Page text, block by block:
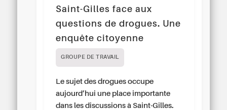
Saint-Gilles face aux
questions de drogues. Une
enquête citoyenne
GROUPE DE TRAVAIL
Le sujet des drogues occupe
aujourd’hui une place importante
dans les discussions à Saint-Gilles.